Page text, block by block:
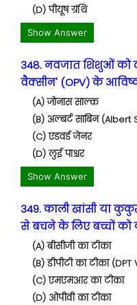
(D) पीयूष ग्रंथि
Show Answer
348. नवजात शिशुओं को
वैक्सीन' (OPV) के
(A) जोनास साल्क
(B) अल्बर्ट साबिन (Albert
(C) एडवर्ड जेनर
(D) लुई पाश्चर
Show Answer
349. काली खांसी या
से बचने के लिए बच्चों को
(A) बीसीजी का टीका
(B) डीपीटी का टीका
(C) एमएमआर का टीका
(D) ओपीवी का टीका